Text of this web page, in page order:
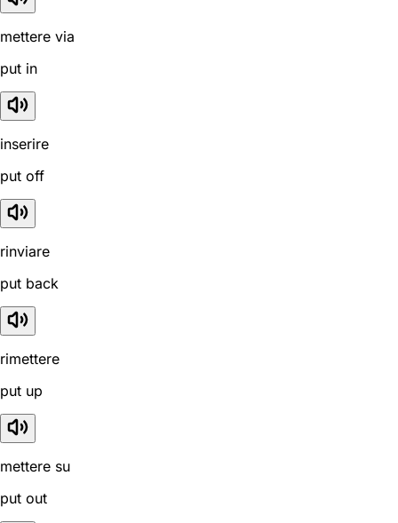
mettere via
put in
inserire
put off
rinviare
put back
rimettere
put up
mettere su
put out